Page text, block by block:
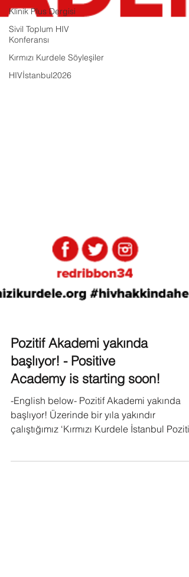
Klinik Plus Dergisi
Sivil Toplum HIV
Konferansı
Kırmızı Kurdele Söyleşiler
HIVİstanbul2026
Pozitif Akademi yakında
başlıyor! - Positive
Academy is starting soon!
-English below- Pozitif Akademi yakında
başlıyor! Üzerinde bir yıla yakındır
Akademi’...